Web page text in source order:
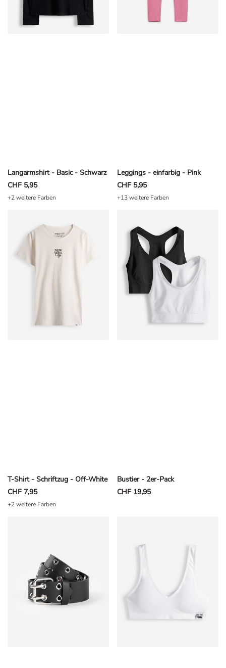
Langarmshirt - Basic - Schwarz
CHF 5,95
+2 weitere Farben
Leggings - einfarbig - Pink
CHF 5,95
+13 weitere Farben
T-Shirt - Schriftzug - Off-White
CHF 7,95
+2 weitere Farben
Bustier - 2er-Pack
CHF 19,95